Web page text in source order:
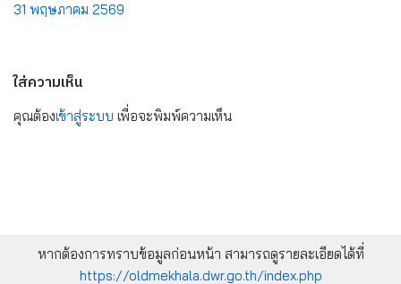
31 พฤษภาคม 2569
ใส่ความเห็น
คุณต้องเข้าสู่ระบบ เพื่อจะพิมพ์ความเห็น
หากต้องการทราบข้อมูลก่อนหน้า สามารถดูรายละเอียดได้ที่
https://oldmekhala.dwr.go.th/index.php